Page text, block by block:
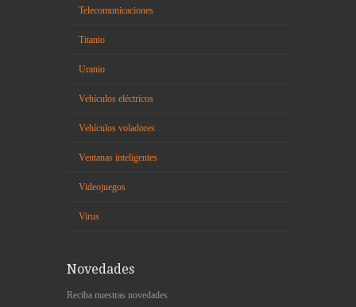
Telecomunicaciones
Titanio
Uranio
Vehículos eléctricos
Vehículos voladores
Ventanas inteligentes
Videojuegos
Virus
Novedades
Reciba nuestras novedades